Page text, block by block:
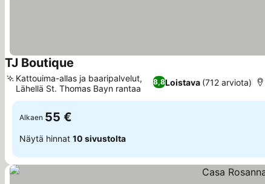
TJ Boutique
8,8Loistava (712 arviota)
Kattouima-allas ja baaripalvelut,
Lähellä St. Thomas Bayn rantaa
Alkaen 55 €
Näytä hinnat 10 sivustolta